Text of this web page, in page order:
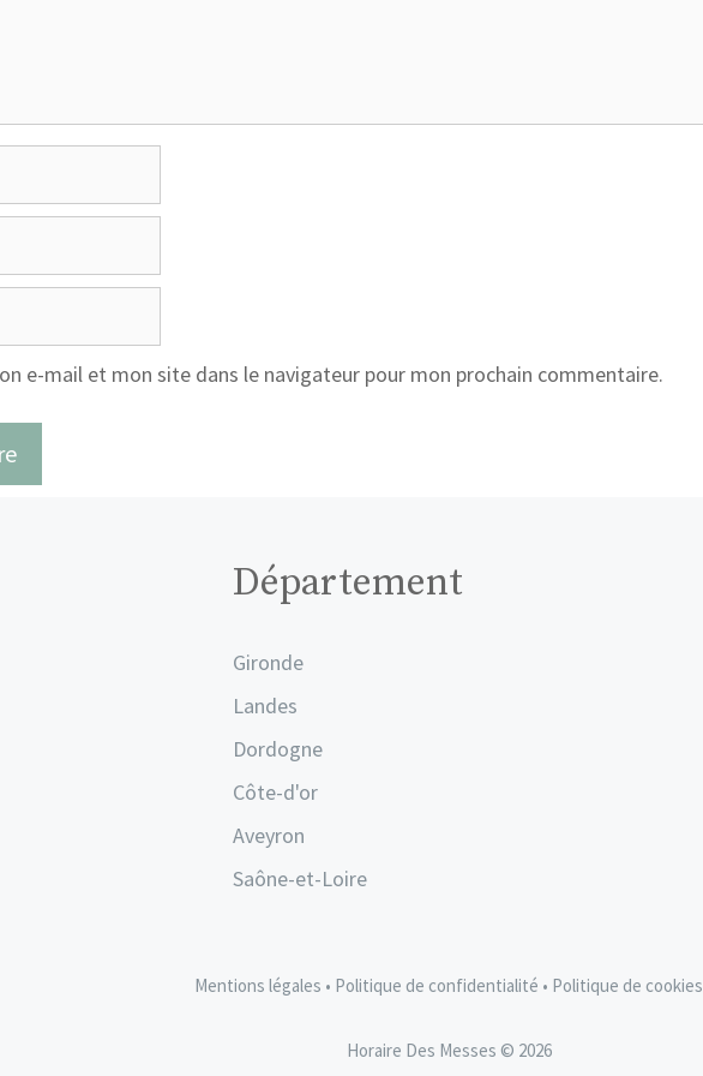
e-mail et mon site dans le navigateur pour mon prochain commentaire.
Département
Gironde
Landes
Dordogne
Côte-d'or
Aveyron
Saône-et-Loire
Mentions légales • Politique de confidentialité • Politique de cookies
Horaire Des Messes © 2026